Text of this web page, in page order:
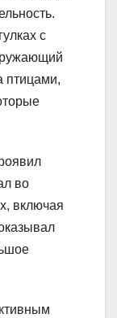
с
птицами,
во
включая